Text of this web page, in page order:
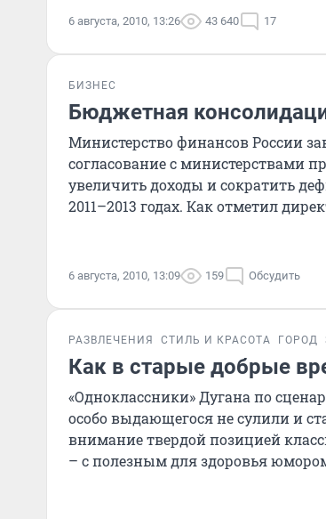
6 августа, 2010, 13:26 43 640 17
БИЗНЕС
Бюджетная
Министерство финансов России
согласование с министерствами
увеличить доходы и сократить
2011–2013 годах. Как отметил
6 августа, 2010, 13:09 159 Обсудить
РАЗВЛЕЧЕНИЯ СТИЛЬ И КРАСОТА ГОРОД
Как в старые добрые
«Одноклассники» Дугана по
особо выдающегося не сулили и
внимание твердой позицией
– с полезным для здоровья